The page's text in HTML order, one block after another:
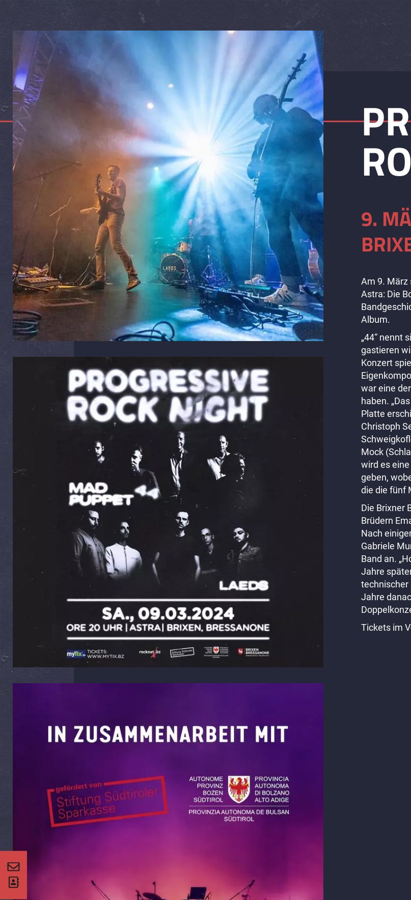
9.
Am 9. März
Astra: Die
Album.
„44“ nennt
gastieren
Konzert
war eine
haben.
Platte
Christoph
Mock
wird es
geben,
die die fünf
Die Brixner
Brüdern
Nach
Gabriele
Band an.
Jahre
technischer
Jahre
Tickets im